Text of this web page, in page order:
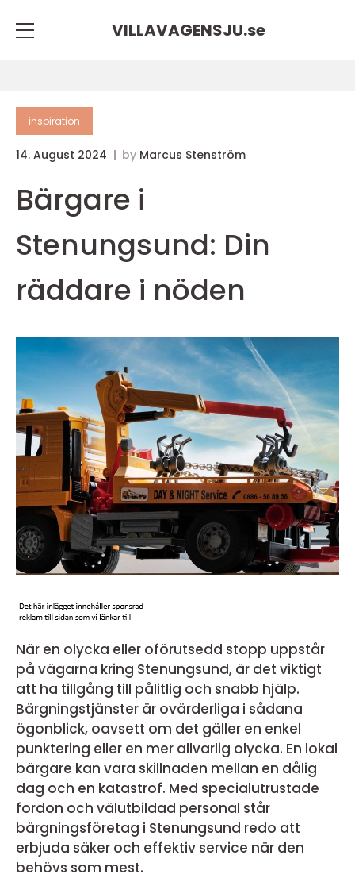
VILLAVAGENSJU.se
inspiration
14. August 2024 by Marcus Stenström
Bärgare i
Stenungsund: Din
räddare i nöden
När en olycka eller oförutsedd stopp uppstår
på vägarna kring Stenungsund, är det viktigt
att ha tillgång till pålitlig och snabb hjälp.
Bärgningstjänster är ovärderliga i sådana
ögonblick, oavsett om det gäller en enkel
punktering eller en mer allvarlig olycka. En lokal
bärgare kan vara skillnaden mellan en dålig
dag och en katastrof. Med specialutrustade
fordon och välutbildad personal står
bärgningsföretag i Stenungsund redo att
erbjuda säker och effektiv service när den
behövs som mest.